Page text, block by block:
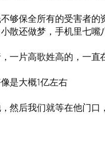
够保全所有的受害者
散还做梦，手机里七嘴
一片高歌姓高的，一直
是大概1亿左右
然后我们就等在他门口